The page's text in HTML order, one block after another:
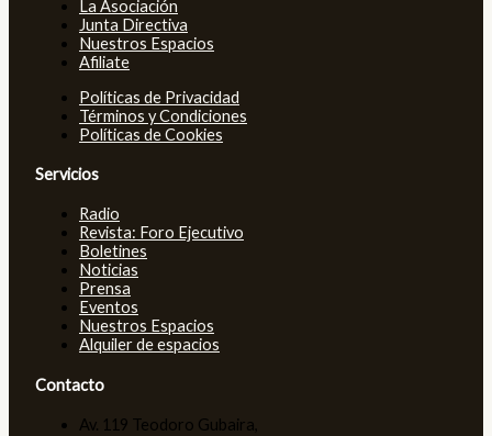
La Asociación
Junta Directiva
Nuestros Espacios
Afiliate
Políticas de Privacidad
Términos y Condiciones
Políticas de Cookies
Servicios
Radio
Revista: Foro Ejecutivo
Boletines
Noticias
Prensa
Eventos
Nuestros Espacios
Alquiler de espacios
Contacto
Av. 119 Teodoro Gubaira,